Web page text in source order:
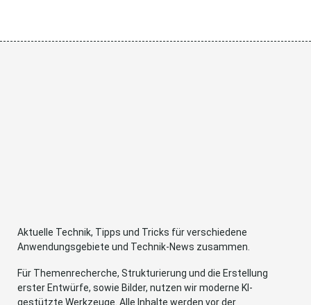
Aktuelle Technik, Tipps und Tricks für verschiedene
Anwendungsgebiete und Technik-News zusammen.
Für Themenrecherche, Strukturierung und die Erstellung
erster Entwürfe, sowie Bilder, nutzen wir moderne KI-
gestützte Werkzeuge. Alle Inhalte werden vor der